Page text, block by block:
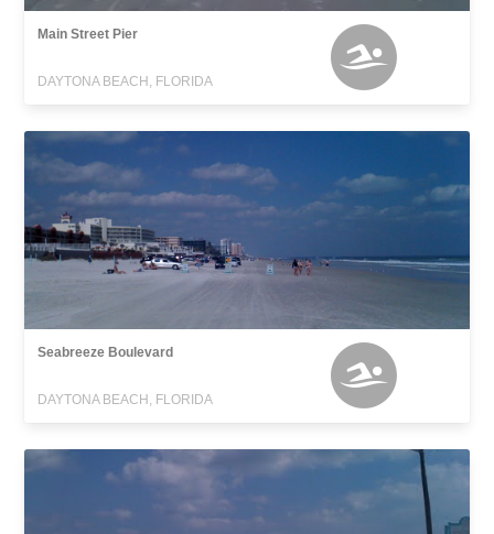
Main Street Pier
DAYTONA BEACH, FLORIDA
Seabreeze Boulevard
DAYTONA BEACH, FLORIDA